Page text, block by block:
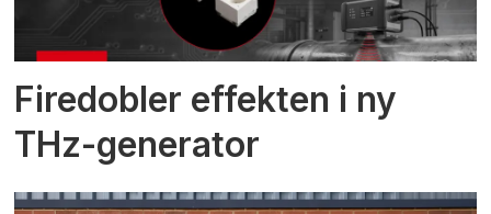
Firedobler effekten i ny
THz-generator